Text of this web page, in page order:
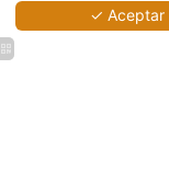
✓ Aceptar